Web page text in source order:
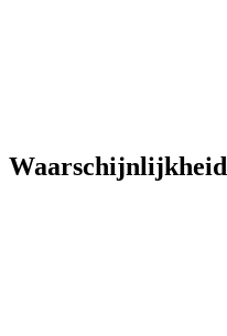
Waarschijnlijkheid